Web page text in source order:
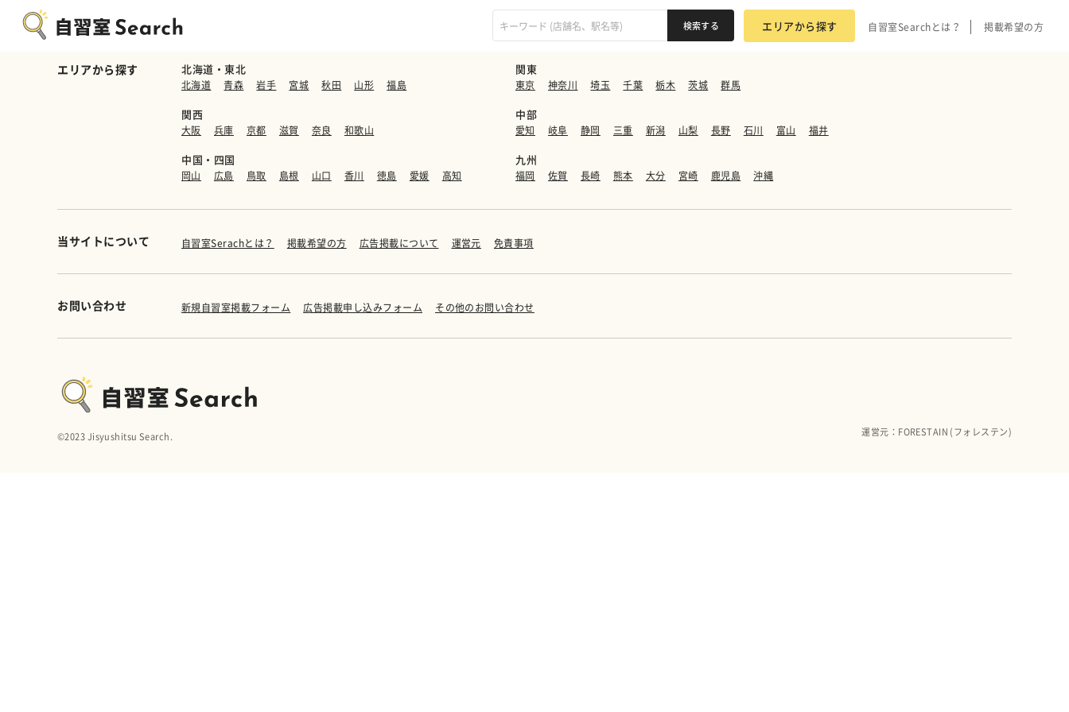
エリアから探す 自習室Searchとは？ 掲載希望の方
エリアから探す 北海道・東北
北海道 青森 岩手 宮城 秋田 山形 福島
関東
東京 神奈川 埼玉 千葉 栃木 茨城 群馬
関西
大阪 兵庫 京都 滋賀 奈良 和歌山
中部
愛知 岐阜 静岡 三重 新潟 山梨 長野 石川 富山 福井
中国・四国
岡山 広島 鳥取 島根 山口 香川 徳島 愛媛 高知
九州
福岡 佐賀 長崎 熊本 大分 宮崎 鹿児島 沖縄
当サイトについて 自習室Serachとは？ 掲載希望の方 広告掲載について 運営元 免責事項
お問い合わせ 新規自習室掲載フォーム 広告掲載申し込みフォーム その他のお問い合わせ
©︎2023 Jisyushitsu Search. 運営元：FORESTAIN (フォレステン)